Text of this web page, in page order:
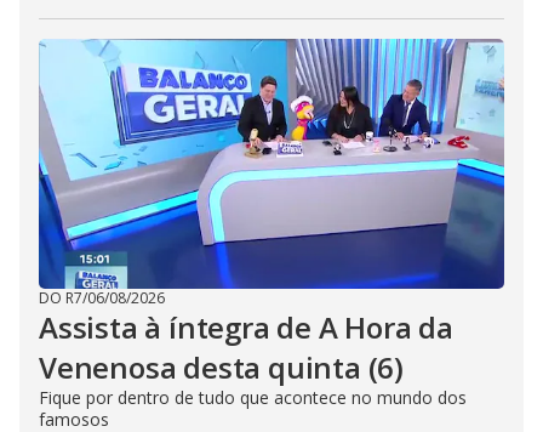
DO R7/06/08/2026
Assista à íntegra de A Hora da
Venenosa desta quinta (6)
Fique por dentro de tudo que acontece no mundo dos
famosos